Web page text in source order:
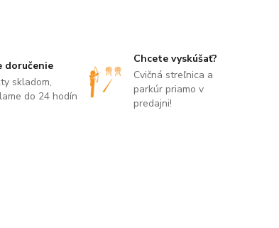
doručenie
skladom,
do 24 hodín
Chcete vyskúšať?
Cvičná streľnica a
parkúr priamo v
predajni!